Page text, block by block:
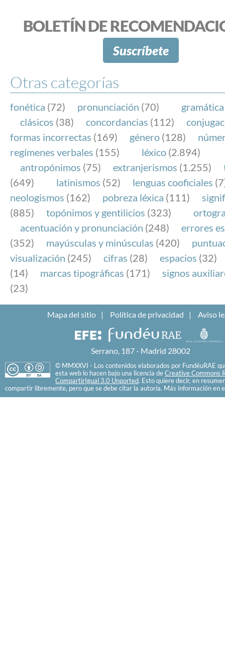
BOLETÍN DE
Suscríbete
Otras categorías
fonética (72) pronunciación (70) gramática
clásicos (38) concordancias (112)
formas incorrectas (169) género (128)
regímenes verbales (155) léxico (2.894)
antropónimos (75) extranjerismos (1.255)
(649)
latinismos (52) lenguas cooficiales
neologismos (162) pobreza léxica (111)
(885)
topónimos y gentilicios (323)
acentuación y pronunciación (248)
errores
(352)
mayúsculas y minúsculas (420)
visualización (245) cifras (28) espacios (32)
(14)
marcas tipográficas (171)
signos
(23)
Mapa del sitio Política de privacidad Aviso
Serrano, 187 - Madrid 28002
© MMXXVI - Los contenidos elaborados por FundéuRAE
esta web lo hacen bajo una licencia de Creative Commons
CompartirIgual 3.0 Unported. Esto quiere decir, en
compartir libremente, pero que se debe citar la autoría. Más información en